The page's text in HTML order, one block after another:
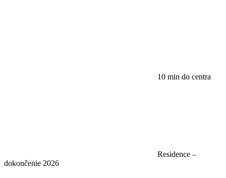
10 min do centra
Residence –
dokončenie 2026